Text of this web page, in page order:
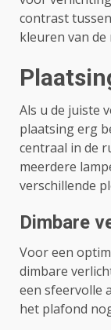
contrast
kleuren van
Als u de juiste
plaatsing erg
centraal in de
meerdere
verschillende
Dimbare
Voor een
dimbare
een sfeervolle
het plafond